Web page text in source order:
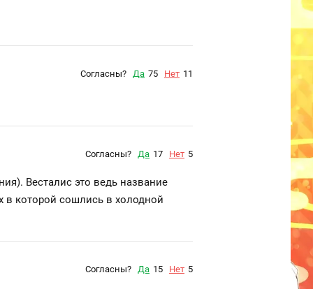
Согласны? Да 75 Нет 11
Согласны? Да 17 Нет 5
Весталис это ведь название
в которой сошлись в холодной
Согласны? Да 15 Нет 5